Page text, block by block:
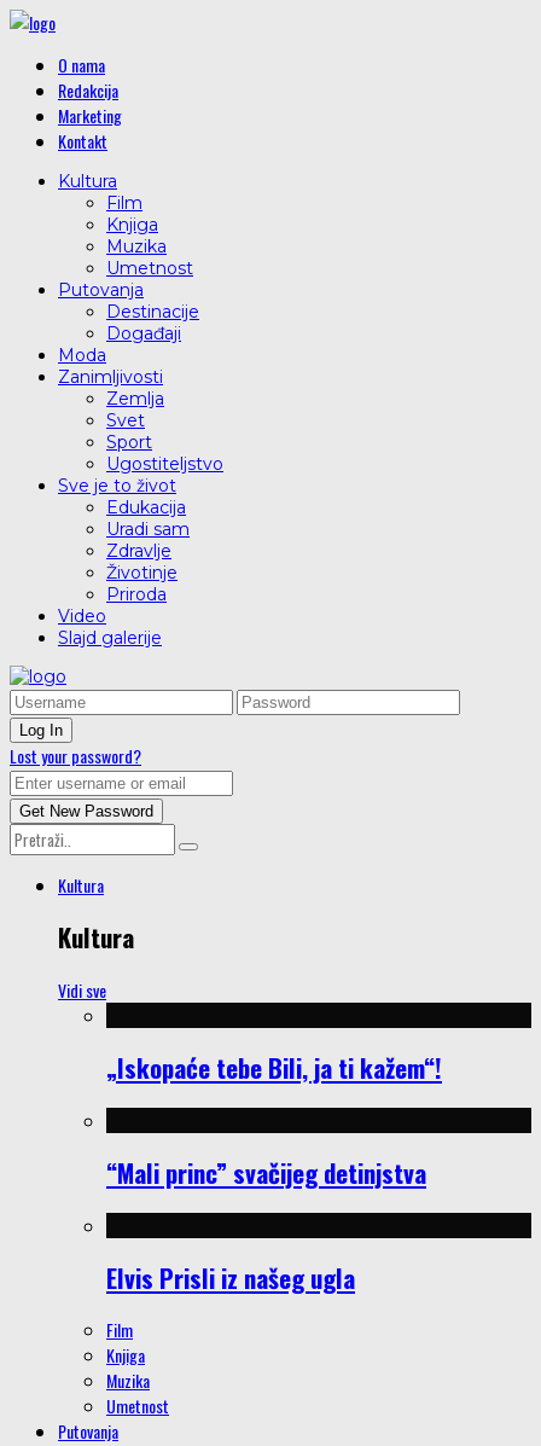
O nama
Redakcija
Marketing
Kontakt
Kultura
Film
Knjiga
Muzika
Umetnost
Putovanja
Destinacije
Događaji
Moda
Zanimljivosti
Zemlja
Svet
Sport
Ugostiteljstvo
Sve je to život
Edukacija
Uradi sam
Zdravlje
Životinje
Priroda
Video
Slajd galerije
Lost your password?
Kultura
Kultura
Vidi sve
„Iskopaće tebe Bili, ja ti kažem“!
“Mali princ” svačijeg detinjstva
Elvis Prisli iz našeg ugla
Film
Knjiga
Muzika
Umetnost
Putovanja